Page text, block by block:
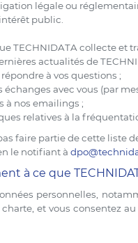
légale ou
public.
TECHNIDATA collecte
actualités de
à vos questions ;
échanges avec vous (par
à nos emailings ;
relatives à la
faire partie de cette liste
le notifiant à
à ce que
personnelles,
et vous consentez